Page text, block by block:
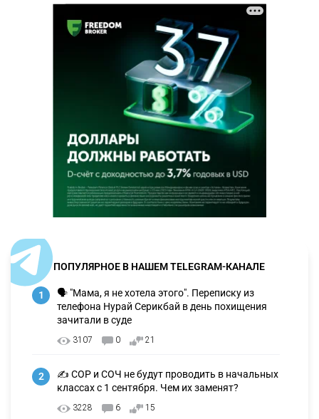
ПОПУЛЯРНОЕ В НАШЕМ TELEGRAM-КАНАЛЕ
1
🗣 "Мама, я не хотела этого". Переписку из
телефона Нурай Серикбай в день похищения
зачитали в суде
3107 0 21
2
✍️ СОР и СОЧ не будут проводить в начальных
классах с 1 сентября. Чем их заменят?
3228 6 15